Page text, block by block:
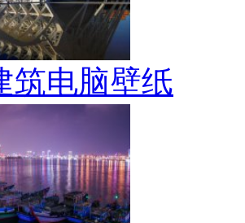
筑电脑壁纸